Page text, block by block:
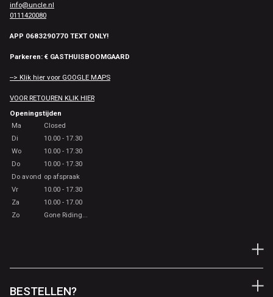
info@uncle.nl
0111420080
APP 0683290770 TEXT ONLY!
Parkeren: € GASTHUISBOOMGAARD
--> Klik hier voor GOOGLE MAPS
VOOR RETOUREN KLIK HIER
Openingstijden
Ma
Closed
Di
10.00 - 17.30
Wo
10.00 - 17.30
Do
10.00 - 17.30
Do avond op afspraak
Vr
10.00 - 17.30
Za
10.00 - 17.00
Zo
Gone Riding...
BESTELLEN?